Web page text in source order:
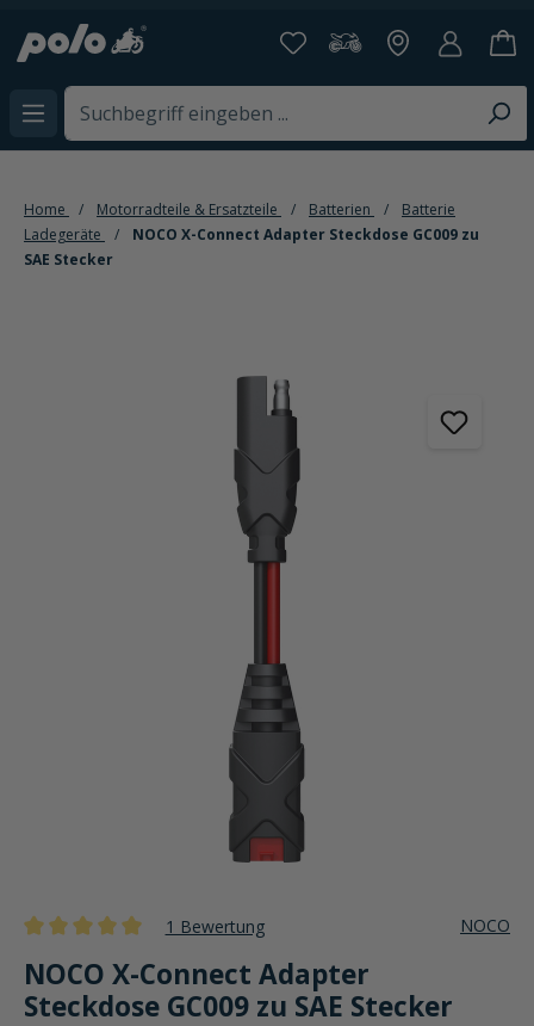
springen
Home Motorradteile & Ersatzteile Batterien
Batterie
Ladegeräte
NOCO X-Connect Adapter Steckdose GC009 zu
SAE Stecker
1 Bewertung NOCO
NOCO X-Connect Adapter
Steckdose GC009 zu SAE Stecker